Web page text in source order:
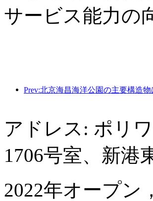
サービス能力の
アドレス: ポリ
1706号室、新港
2022年オープン